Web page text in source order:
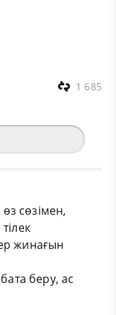
1 685
сөзімен,
жинағын
беру, ас